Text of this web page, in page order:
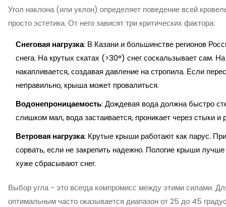
Угол наклона (или уклон) определяет поведение всей
просто эстетика. От него зависят три критических фактора:
Снеговая нагрузка: В Казани и большинстве регионов
снега. На крутых скатах (>30°) снег соскальзывает сам.
накапливается, создавая давление на стропила. Если
неправильно, крыша может провалиться.
Водонепроницаемость: Дождевая вода должна быстро
слишком мал, вода застаивается, проникает через стыки и
Ветровая нагрузка: Крутые крыши работают как парус.
сорвать, если не закрепить надежно. Пологие крыши лучше
хуже сбрасывают снег.
Выбор угла - это всегда компромисс между этими силами.
оптимальным часто оказывается диапазон от 25 до 45